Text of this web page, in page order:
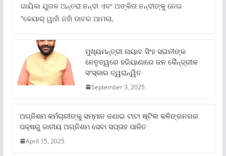
ଗାୟିକା ଯୁଗଳ ଅନ୍ତରା ନନ୍ଦୀ ଏବଂ ଅଙ୍କିତା ନନ୍ଦୀଙ୍କୁ ନେଇ
“କେୟାର୍ ୱାହାଁ ଜହାଁ ଡାବର ଆମଲା,
ମୁଖ୍ୟମନ୍ତ୍ରୀ ନାୟାବ ସିଂହ ସଇନୀଙ୍କ
ନେତୃତ୍ୱରେ ହରିୟାଣାରେ ଜନ କୈନ୍ଦ୍ରୀକ
ସଂସ୍କାର ତ୍ୱରାନ୍ୱିତ
September 3, 2025
ଅଗ୍ନିଶମ କର୍ମଚାରୀଙ୍କୁ ସମ୍ମାନ ଜଣାଇ ଟାଟା ଷ୍ଟିଲ କଳିଙ୍ଗନଗର
ପକ୍ଷରୁ ଜାତୀୟ ଅଗ୍ନିଶମ ସେବା ସପ୍ତାହ ପାଳିତ
April 15, 2025